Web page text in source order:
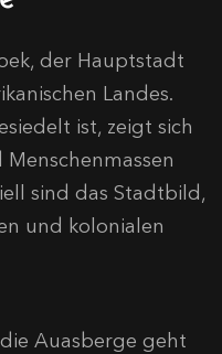
der Hauptstadt
Landes.
ist, zeigt sich
sind das Stadtbild,
und kolonialen
Auasberge geht